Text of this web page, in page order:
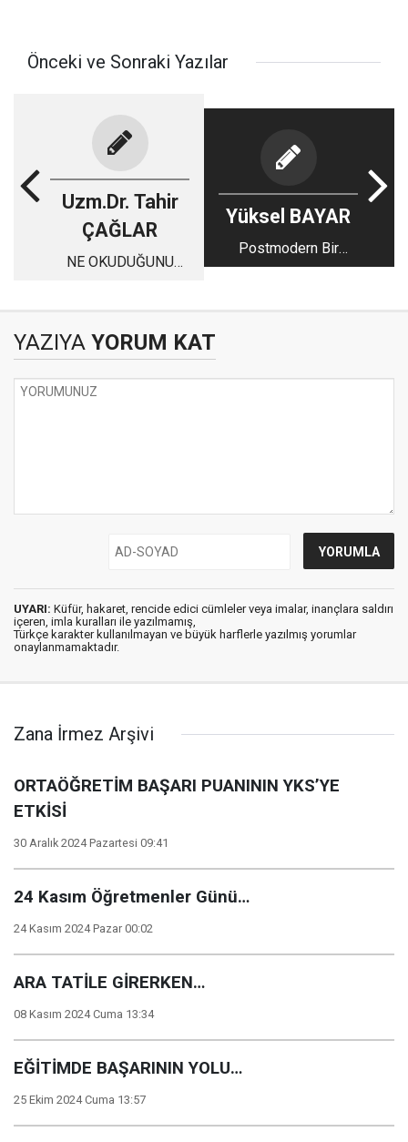
Önceki ve Sonraki Yazılar
Uzm.Dr. Tahir
ÇAĞLAR
NE OKUDUĞUNU
Yüksel BAYAR
Postmodern Bir
Duygu Arıyorum
YAZIYA YORUM KAT
UYARI: Küfür, hakaret, rencide edici cümleler veya imalar, inançlara saldırı
içeren, imla kuralları ile yazılmamış,
Türkçe karakter kullanılmayan ve büyük harflerle yazılmış yorumlar
onaylanmamaktadır.
Zana İrmez Arşivi
ORTAÖĞRETİM BAŞARI PUANININ YKS’YE
ETKİSİ
30 Aralık 2024 Pazartesi 09:41
24 Kasım Öğretmenler Günü…
24 Kasım 2024 Pazar 00:02
ARA TATİLE GİRERKEN…
08 Kasım 2024 Cuma 13:34
EĞİTİMDE BAŞARININ YOLU…
25 Ekim 2024 Cuma 13:57